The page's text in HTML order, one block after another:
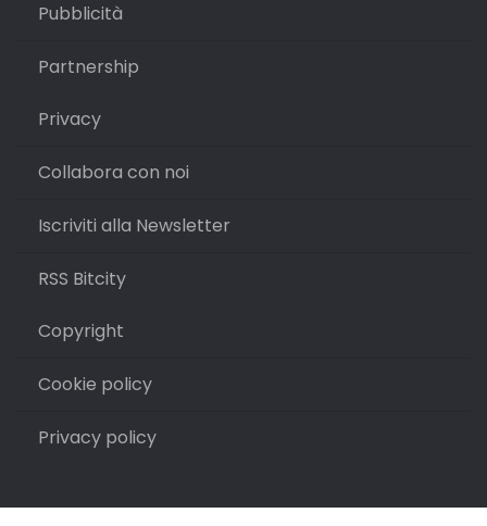
Pubblicità
Partnership
Privacy
Collabora con noi
Iscriviti alla Newsletter
RSS Bitcity
Copyright
Cookie policy
Privacy policy